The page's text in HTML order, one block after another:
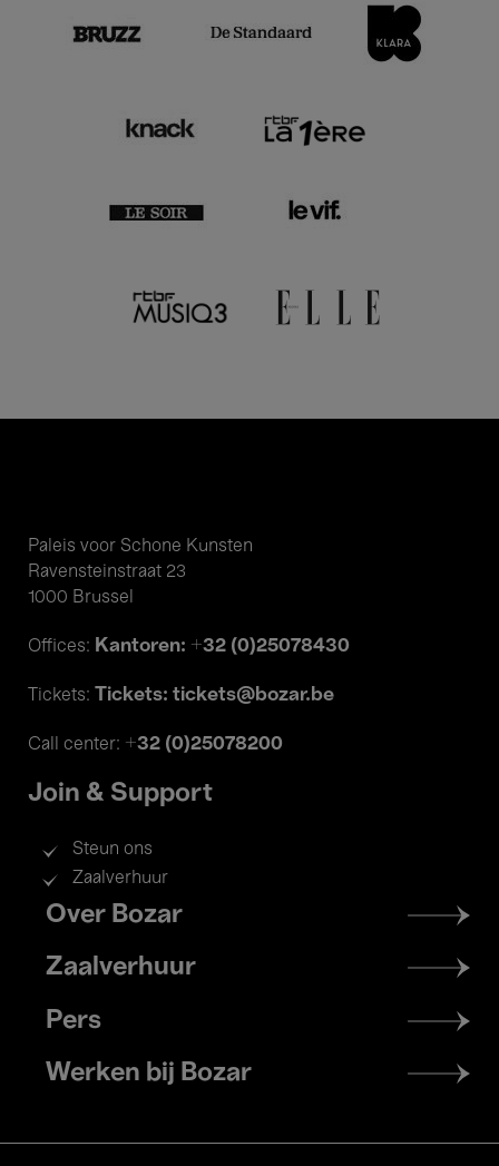
Paleis voor Schone Kunsten
Ravensteinstraat 23
1000 Brussel
Offices: Kantoren: +32 (0)25078430
Tickets: Tickets: tickets@bozar.be
Call center: +32 (0)25078200
Join & Support
Steun ons
Zaalverhuur
Footer
menu
Over Bozar
Zaalverhuur
Pers
Werken bij Bozar